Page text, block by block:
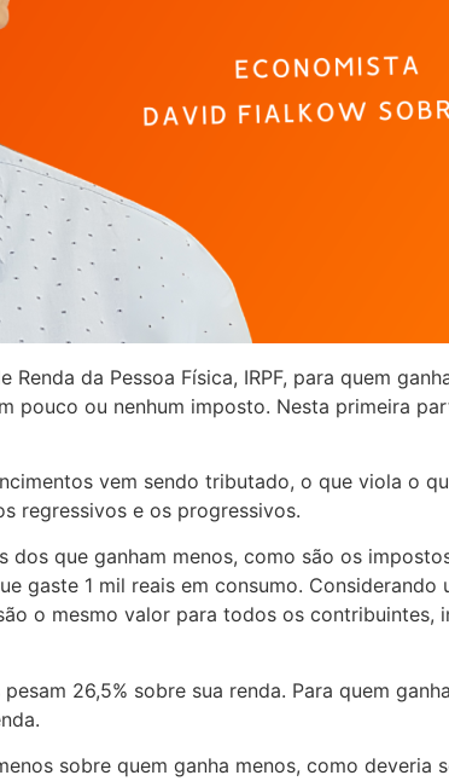
da Pessoa Física, IRPF, para quem
pouco ou nenhum imposto. Nesta primeira
vem sendo tributado, o que viola o
regressivos e os progressivos.
que ganham menos, como são os
gaste 1 mil reais em consumo.
o mesmo valor para todos os contribuintes,
26,5% sobre sua renda. Para quem
sobre quem ganha menos, como deveria